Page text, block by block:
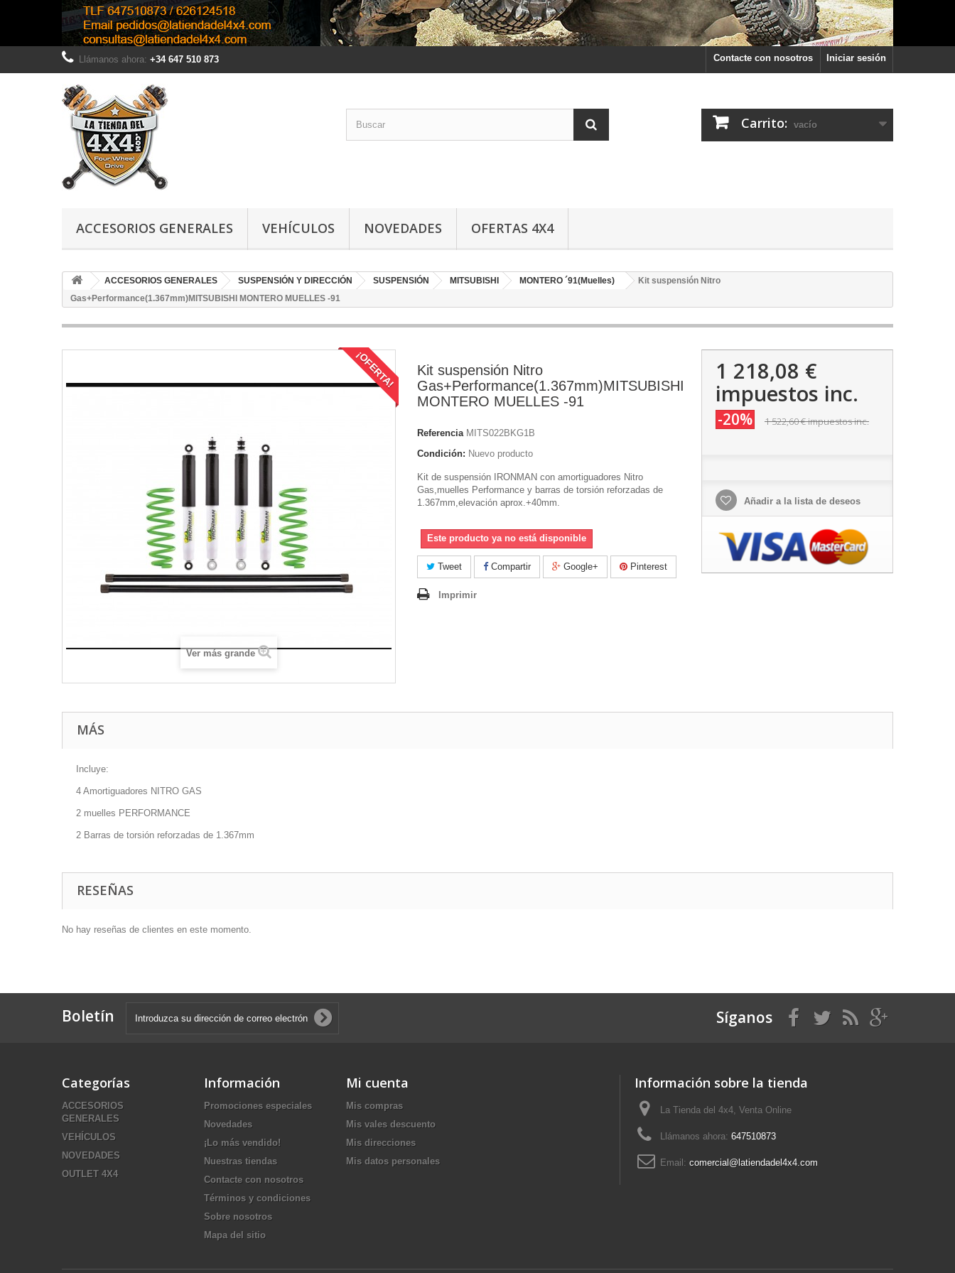
Iniciar sesión
Contacte con nosotros
Llámanos ahora: +34 647 510 873
Carrito: vacío
ACCESORIOS GENERALES VEHÍCULOS NOVEDADES OFERTAS 4X4
ACCESORIOS GENERALES SUSPENSIÓN Y DIRECCIÓN SUSPENSIÓN MITSUBISHI MONTERO ´91(Muelles)
Kit suspensión Nitro
Gas+Performance(1.367mm)MITSUBISHI MONTERO MUELLES -91
¡OFERTA!
Ver más grande
Kit suspensión Nitro
Gas+Performance(1.367mm)MITSUBISHI
MONTERO MUELLES -91
Referencia MITS022BKG1B
Condición: Nuevo producto
Kit de suspensión IRONMAN con amortiguadores Nitro
Gas,muelles Performance y barras de torsión reforzadas de
1.367mm,elevación aprox.+40mm.
Este producto ya no está disponible
Tweet Compartir Google+ Pinterest
Imprimir
1 218,08 €
impuestos inc.
-20% 1 522,60 €impuestos inc.
Añadir a la lista de deseos
MÁS
Incluye:
4 Amortiguadores NITRO GAS
2 muelles PERFORMANCE
2 Barras de torsión reforzadas de 1.367mm
RESEÑAS
No hay reseñas de clientes en este momento.
Boletín Síganos
Categorías
ACCESORIOS
GENERALES
VEHÍCULOS
NOVEDADES
OUTLET 4X4
Información
Promociones especiales
Novedades
¡Lo más vendido!
Nuestras tiendas
Contacte con nosotros
Términos y condiciones
Sobre nosotros
Mapa del sitio
Mi cuenta
Mis compras
Mis vales descuento
Mis direcciones
Mis datos personales
Información sobre la tienda
La Tienda del 4x4, Venta Online
Llámanos ahora: 647510873
Email: comercial@latiendadel4x4.com